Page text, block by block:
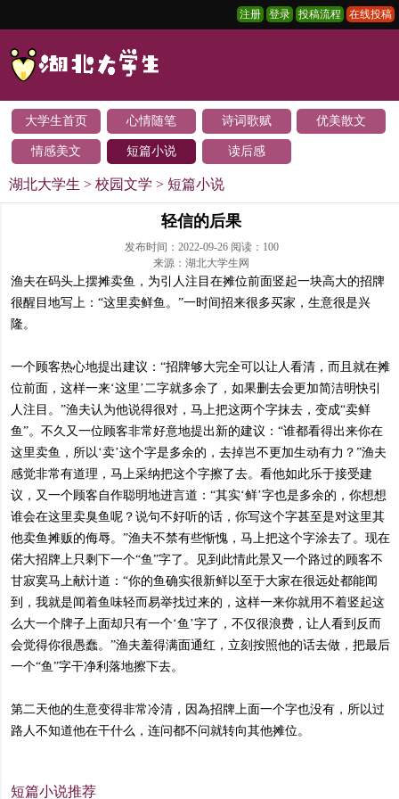
注册 登录 投稿流程 在线投稿
大学生首页 心情随笔 诗词歌赋 优美散文
情感美文 短篇小说 读后感
湖北大学生 > 校园文学 > 短篇小说
轻信的后果
发布时间：2022-09-26 阅读： 100
来源：湖北大学生网
渔夫在码头上摆摊卖鱼，为引人注目在摊位前面竖起一块高大的招牌
很醒目地写上：“这里卖鲜鱼。”一时间招来很多买家，生意很是兴
隆。
一个顾客热心地提出建议：“招牌够大完全可以让人看清，而且就在摊
位前面，这样一来‘这里’二字就多余了，如果删去会更加简洁明快引
人注目。”渔夫认为他说得很对，马上把这两个字抹去，变成“卖鲜
鱼”。不久又一位顾客非常好意地提出新的建议：“谁都看得出来你在
这里卖鱼，所以‘卖’这个字是多余的，去掉岂不更加生动有力？”渔夫
感觉非常有道理，马上采纳把这个字擦了去。看他如此乐于接受建
议，又一个顾客自作聪明地进言道：“其实‘鲜’字也是多余的，你想想
谁会在这里卖臭鱼呢？说句不好听的话，你写这个字甚至是对这里其
他卖鱼摊贩的侮辱。”渔夫不禁有些惭愧，马上把这个字涂去了。现在
偌大招牌上只剩下一个“鱼”字了。见到此情此景又一个路过的顾客不
甘寂寞马上献计道：“你的鱼确实很新鲜以至于大家在很远处都能闻
到，我就是闻着鱼味轻而易举找过来的，这样一来你就用不着竖起这
么大一个牌子上面却只有一个‘鱼’字了，不仅很浪费，让人看到反而
会觉得你很愚蠢。”渔夫羞得满面通红，立刻按照他的话去做，把最后
一个“鱼”字干净利落地擦下去。
第二天他的生意变得非常冷清，因為招牌上面一个字也没有，所以过
路人不知道他在干什么，连问都不问就转向其他摊位。
短篇小说推荐